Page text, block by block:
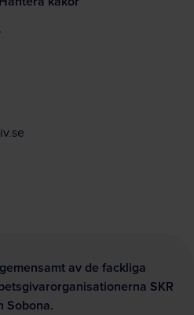
av de fackliga
SKR
Sobona.